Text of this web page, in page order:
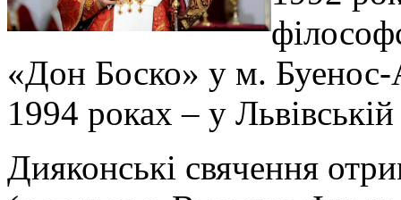
«Дон Боско» у м.
1994 роках – у Львівській
Дияконські свячення